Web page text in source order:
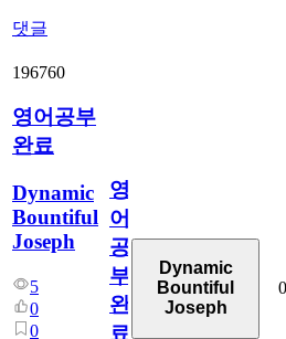
댓글
196760
영어공부
완료
Dynamic
Bountiful
Joseph
5
0
0
영
어
공
부
완
료
Dynamic
Bountiful
Joseph